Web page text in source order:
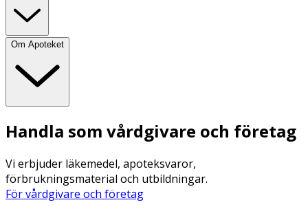
Om Apoteket
Handla som vårdgivare och företag
Vi erbjuder läkemedel, apoteksvaror,
förbrukningsmaterial och utbildningar.
För vårdgivare och företag